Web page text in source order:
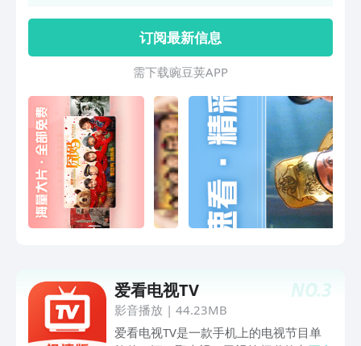
2025》聚焰为辰，披荆斩棘！《初入职
场·中医季》中医大拿坐镇考核 12位青年
学徒面试各放大招。《锦绣芳华》花满盛
唐！杨紫李现逢场作戏情愫悄生。《全员
瑰宝的无限风采！《小巷人家》闫妮李光
洁郭晓冬蒋欣上演“父母爱情”。【意见反
馈】如使用过程中遇到任何问题，可联系
我们：芒果TV公众号：hunantvcom芒果
TV官方微博：芒果
TV(http://weibo.com/hunantv)
高清，打造掌上影院般的播放体验；自动
连播，省心看视频 「影视速看，精彩不
停」 自动定位精彩时刻，根据你的兴趣
智能推荐，随时随地，随心刷剧 「一键
搜索，应有尽有」 最新热点、经典怀
旧、有趣有用、好看好玩……你想看的，
西瓜都有
订阅最新信息
需 下 载 豌 豆 荚 A P P
NO.3
爱看电视TV
影音播放 | 44.23MB
爱看电视TV是一款手机上的电视节目单